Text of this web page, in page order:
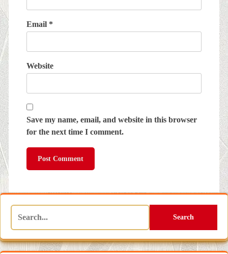
Email *
Website
Save my name, email, and website in this browser
for the next time I comment.
Search